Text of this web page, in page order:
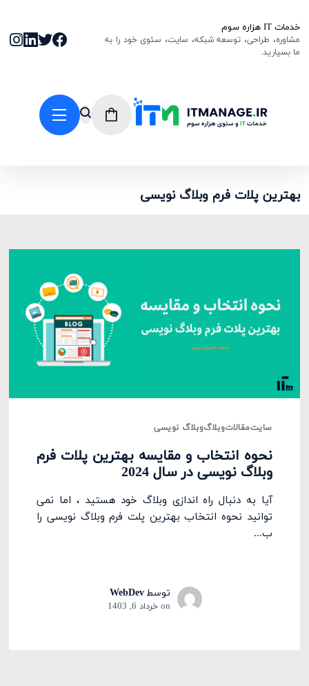
خدمات IT هزاره سوم
مشاوره، طراحی، توسعه شبکه، سایت، سئوی خود را به
ما بسپارید.
بهترین پلات فرم وبلاگ نویسی
سایتمقالاتوبلاگوبلاگ نویسی
نحوه انتخاب و مقایسه بهترین پلات فرم
وبلاگ نویسی در سال 2024
آیا به دنبال راه اندازی وبلاگ خود هستید ، اما نمی
توانید نحوه انتخاب بهترین پلت فرم وبلاگ نویسی را
ب...
توسطWebDev
on خرداد 6, 1403